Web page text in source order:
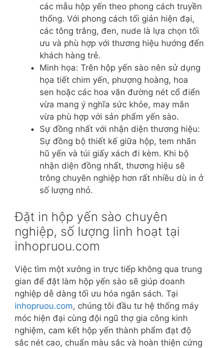
các mẫu hộp yến theo phong cách truyền
thống. Với phong cách tối giản hiện đại,
các tông trắng, đen, nude là lựa chọn tối
ưu và phù hợp với thương hiệu hướng đến
khách hàng trẻ.
Minh họa: Trên hộp yến sào nên sử dụng
họa tiết chim yến, phượng hoàng, hoa
sen hoặc các hoa văn đường nét cổ điển
vừa mang ý nghĩa sức khỏe, may mắn
vừa phù hợp với sản phẩm yến sào.
Sự đồng nhất với nhận diện thương hiệu:
Sự đồng bộ thiết kế giữa hộp, tem nhãn
hũ yến và túi giấy xách đi kèm. Khi bộ
nhận diện đồng nhất, thương hiệu sẽ
trông chuyên nghiệp hơn rất nhiều dù in ở
số lượng nhỏ.
Đặt in hộp yến sào chuyên
nghiệp, số lượng linh hoạt tại
inhopruou.com
Việc tìm một xưởng in trực tiếp không qua trung
gian để đặt làm hộp yến sào sẽ giúp doanh
nghiệp dễ dàng tối ưu hóa ngân sách. Tại
inhopruou.com, chúng tôi đầu tư hệ thống máy
móc hiện đại cùng đội ngũ thợ gia công kinh
nghiệm, cam kết hộp yến thành phẩm đạt độ
sắc nét cao, chuẩn màu sắc và hoàn thiện cứng